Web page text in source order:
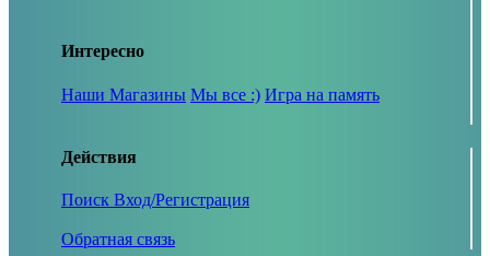
Интересно
Наши Магазины Мы все :) Игра на память
Действия
Поиск Вход/Регистрация
Обратная связь